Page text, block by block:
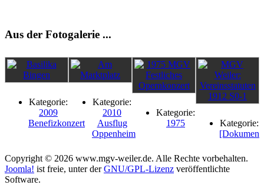
Aus der Fotogalerie ...
Kategorie:
2009
Benefizkonzert
Kategorie:
2010
Ausflug
Oppenheim
Kategorie:
1975
Kategorie:
Copyright © 2026 www.mgv-weiler.de. Alle Rechte vorbehalten.
Joomla! ist freie, unter derGNU/GPL-Lizenz veröffentlichte
Software.